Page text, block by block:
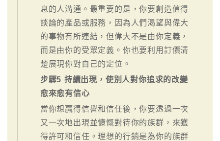
息的人溝通。最重要的是，你要創造值得
談論的產品或服務，因為人們渴望與偉大
的事物有所連結，但偉大不是由你定義，
而是由你的受眾定義。你也要利用訂價清
楚展現你對自己的定位。
步驟5 持續出現，使別人對你追求的改變
愈來愈有信心
當你想贏得信譽和信任後，你要透過一次
又一次地出現並慷慨對待你的族群，來獲
得許可和信任。理想的行銷是為你的族群